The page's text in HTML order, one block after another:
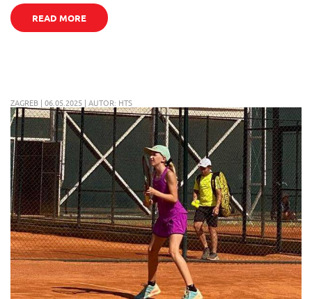
READ MORE
ZAGREB | 06.05.2025 | AUTOR: HTS